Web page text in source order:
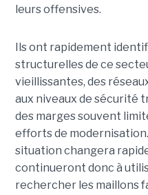
leurs offensives.
Ils ont rapidement
structurelles de ce
vieillissantes, des
aux niveaux de sécurité
des marges souvent
efforts de
situation changera
continueront donc à
rechercher les maillons